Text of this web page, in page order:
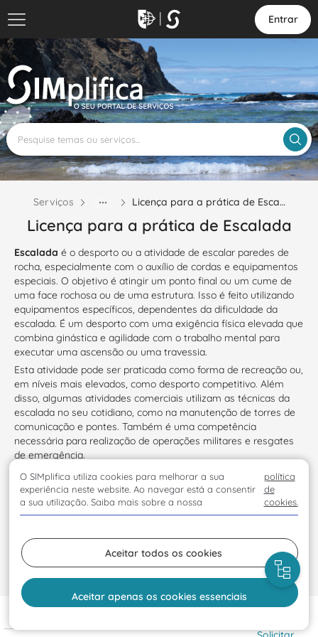
Entrar
Serviços Licença para a prática de Esca…
Licença para a prática de Escalada
Escalada é o desporto ou a atividade de escalar paredes de
rocha, especialmente com o auxílio de cordas e equipamentos
especiais. O objetivo é atingir um ponto final ou um cume de
uma face rochosa ou de uma estrutura. Isso é feito utilizando
equipamentos específicos, dependentes da dificuldade da
escalada. É um desporto com uma exigência física elevada que
combina ginástica e agilidade com o trabalho mental para
executar uma ascensão ou uma travessia.
Esta atividade pode ser praticada como forma de recreação ou,
em níveis mais elevados, como desporto competitivo. Além
disso, algumas atividades comerciais utilizam as técnicas da
escalada no seu cotidiano, como na manutenção de torres de
comunicação e pontes. Também é uma competência
necessária para realização de operações militares e resgates
de emergência.
Fontehttps://pt.wikipedia.org/wiki/Escalada
prática desportiva. Neste momento estão disponíveis dois
recursos, sendo um na Zona do Pico do Arieiro e outro na Baía
d’Abra- Ponta de São Lourenço. Esta atividade pode ser
realizada em qualquer altura do ano!
Lourenço
O SIMplifica utiliza cookies para melhorar a sua
experiência neste website. Ao navegar está a consentir
a sua utilização. Saiba mais sobre a nossa
política
de
cookies.
Aceitar todos os cookies
Aceitar apenas os cookies essenciais